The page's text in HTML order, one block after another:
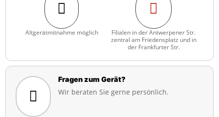

Altgerätmitnahme möglich

Filialen in der Antwerpener Str.
zentral am Friedensplatz und in
der Frankfurter Str.

Fragen zum Gerät?
Wir beraten Sie gerne persönlich.